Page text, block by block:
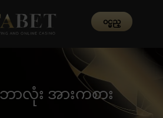
၀င္မည္
ောလုံး အားကစား